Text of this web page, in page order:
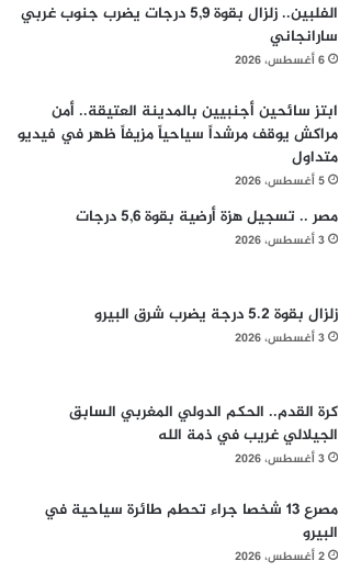
الفلبين.. زلزال بقوة 5,9 درجات يضرب جنوب غربي
سارانجاني
6 أغسطس، 2026
ابتز سائحين أجنبيين بالمدينة العتيقة.. أمن
مراكش يوقف مرشداً سياحياً مزيفاً ظهر في فيديو
متداول
5 أغسطس، 2026
مصر .. تسجيل هزة أرضية بقوة 5,6 درجات
3 أغسطس، 2026
زلزال بقوة 5.2 درجة يضرب شرق البيرو
3 أغسطس، 2026
كرة القدم.. الحكم الدولي المغربي السابق
الجيلالي غريب في ذمة الله
3 أغسطس، 2026
مصرع 13 شخصا جراء تحطم طائرة سياحية في
البيرو
2 أغسطس، 2026